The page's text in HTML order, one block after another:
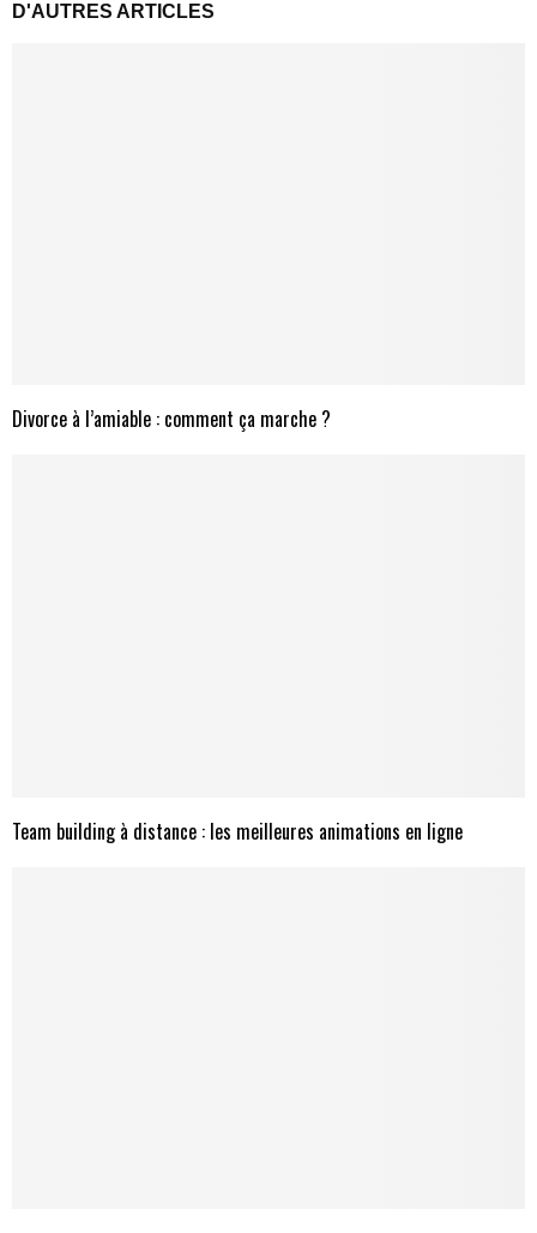
D'AUTRES ARTICLES
Divorce à l’amiable : comment ça marche ?
Team building à distance : les meilleures animations en ligne